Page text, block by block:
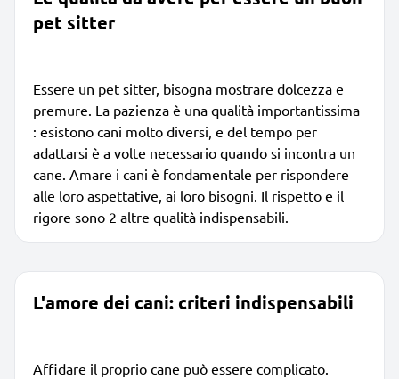
pet sitter
Essere un pet sitter, bisogna mostrare dolcezza e
premure. La pazienza è una qualità importantissima
: esistono cani molto diversi, e del tempo per
adattarsi è a volte necessario quando si incontra un
cane. Amare i cani è fondamentale per rispondere
alle loro aspettative, ai loro bisogni. Il rispetto e il
rigore sono 2 altre qualità indispensabili.
L'amore dei cani: criteri indispensabili
Affidare il proprio cane può essere complicato.